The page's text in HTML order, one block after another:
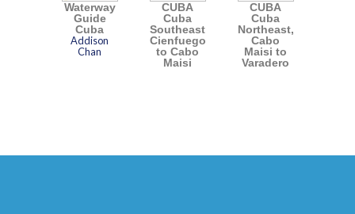
Waterway
Guide
Cuba
Addison
Chan
CUBA
Cuba
Southeast,
Cienfuegos
to Cabo
Maisi
CUBA
Cuba
Northeast,
Cabo
Maisi to
Varadero